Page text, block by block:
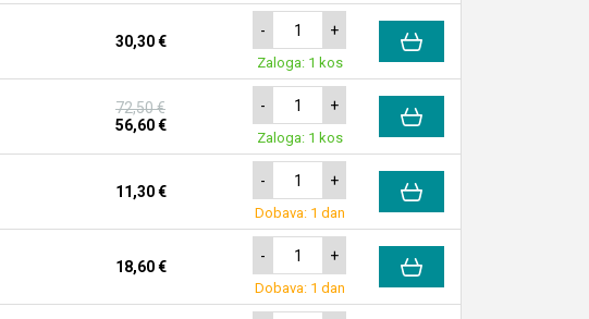
30,30 €
- +
Zaloga: 1 kos
72,50 €
56,60 €
- +
Zaloga: 1 kos
11,30 €
- +
Dobava: 1 dan
18,60 €
- +
Dobava: 1 dan